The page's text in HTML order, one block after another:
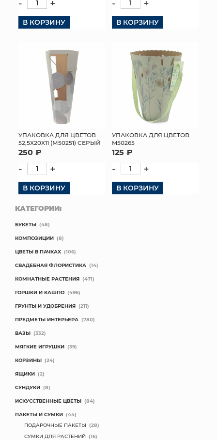
- +
В КОРЗИНУ
- +
В КОРЗИНУ
УПАКОВКА ДЛЯ ЦВЕТОВ
52,5Х20Х11 (М50251) СЕРЫЙ
250 ₽
- +
В КОРЗИНУ
УПАКОВКА ДЛЯ ЦВЕТОВ
M50265
125 ₽
- +
В КОРЗИНУ
КАТЕГОРИИ:
БУКЕТЫ (48)
КОМПОЗИЦИИ (8)
ЦВЕТЫ В ПАЧКАХ (106)
СВАДЕБНАЯ ФЛОРИСТИКА (14)
КОМНАТНЫЕ РАСТЕНИЯ (471)
ГОРШКИ И КАШПО (496)
ГРУНТЫ И УДОБРЕНИЯ (211)
ПРЕДМЕТЫ ИНТЕРЬЕРА (780)
ВАЗЫ (332)
МЯГКИЕ ИГРУШКИ (39)
КОРЗИНЫ (24)
ЯЩИКИ (2)
СУНДУКИ (8)
ИСКУССТВЕННЫЕ ЦВЕТЫ (84)
ПАКЕТЫ И СУМКИ (44)
ПОДАРОЧНЫЕ ПАКЕТЫ (28)
СУМКИ ДЛЯ РАСТЕНИЙ (16)